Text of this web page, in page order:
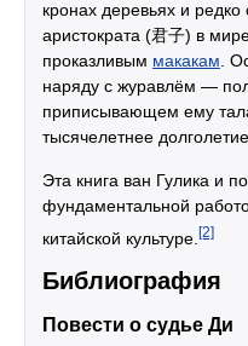
кронах деревьях и
аристократа (君子) в
проказливым макакам .
наряду с журавлём —
приписывающем ему
тысячелетнее
Эта книга ван Гулика и
фундаментальной
китайской культуре. [2]
Библиография
Повести о судье Ди